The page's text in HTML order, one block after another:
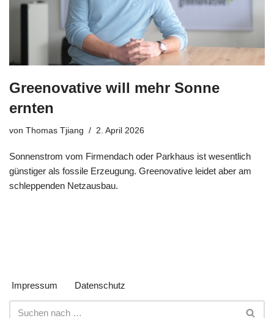
Greenovative will mehr Sonne
ernten
von Thomas Tjiang 2. April 2026
Sonnenstrom vom Firmendach oder Parkhaus ist wesentlich
günstiger als fossile Erzeugung. Greenovative leidet aber am
schleppenden Netzausbau.
Impressum Datenschutz